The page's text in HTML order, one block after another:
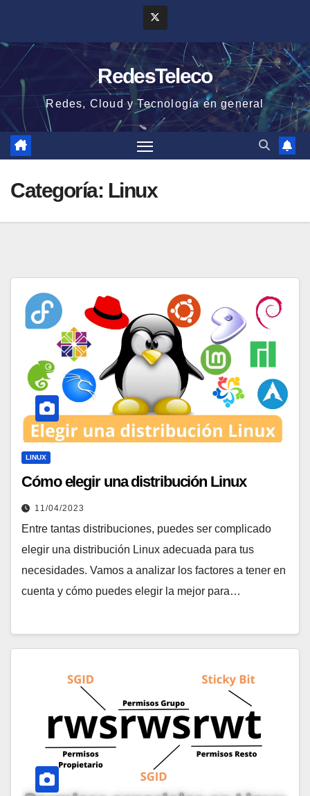
contenido
RedesTeleco
Redes, Cloud y Tecnología en general
Categoría: Linux
LINUX
Cómo elegir una distribución Linux
11/04/2023
Entre tantas distribuciones, puedes ser complicado
elegir una distribución Linux adecuada para tus
necesidades. Vamos a analizar los factores a tener en
cuenta y cómo puedes elegir la mejor para…